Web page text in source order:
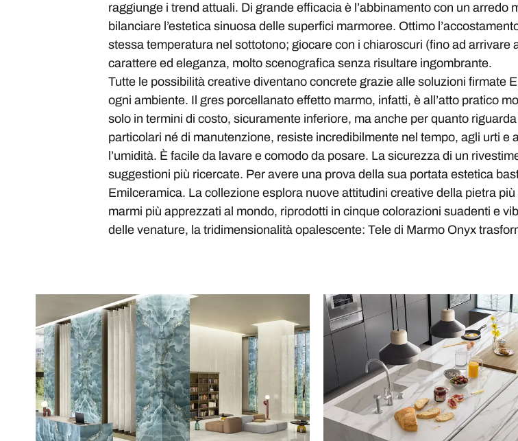
raggiunge i trend attuali. Di grande efficacia è l’abbinamento con un
bilanciare l’estetica sinuosa delle superfici marmoree. Ottimo
stessa temperatura nel sottotono; giocare con i chiaroscuri (fino ad arrivare
carattere ed eleganza, molto scenografica senza risultare ingombrante.
Tutte le possibilità creative diventano concrete grazie alle soluzioni firmate
ogni ambiente. Il gres porcellanato effetto marmo, infatti, è all’atto pratico
solo in termini di costo, sicuramente inferiore, ma anche per quanto
particolari né di manutenzione, resiste incredibilmente nel tempo, agli urti
l’umidità. È facile da lavare e comodo da posare. La sicurezza di un
suggestioni più ricercate. Per avere una prova della sua portata estetica
Emilceramica. La collezione esplora nuove attitudini creative della pietra
marmi più apprezzati al mondo, riprodotti in cinque colorazioni suadenti e
delle venature, la tridimensionalità opalescente: Tele di Marmo Onyx